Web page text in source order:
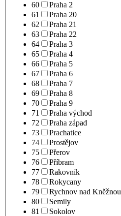
60
Praha 2
61
Praha 20
62
Praha 21
63
Praha 22
64
Praha 3
65
Praha 4
66
Praha 5
67
Praha 6
68
Praha 7
69
Praha 8
70
Praha 9
71
Praha východ
72
Praha západ
73
Prachatice
74
Prostějov
75
Přerov
76
Příbram
77
Rakovník
78
Rokycany
79
Rychnov nad Kněžnou
80
Semily
81
Sokolov